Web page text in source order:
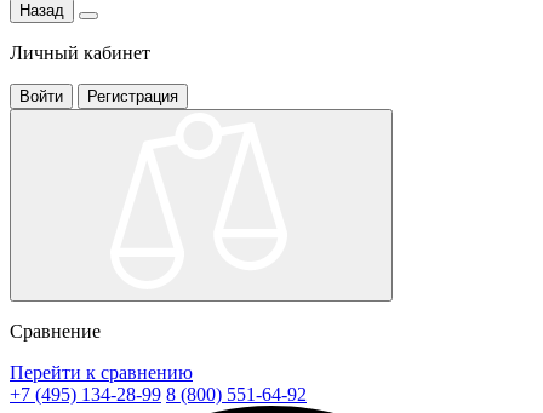
Назад
Личный кабинет
Войти Регистрация
Сравнение
Перейти к сравнению
+7 (495) 134-28-99 8 (800) 551-64-92